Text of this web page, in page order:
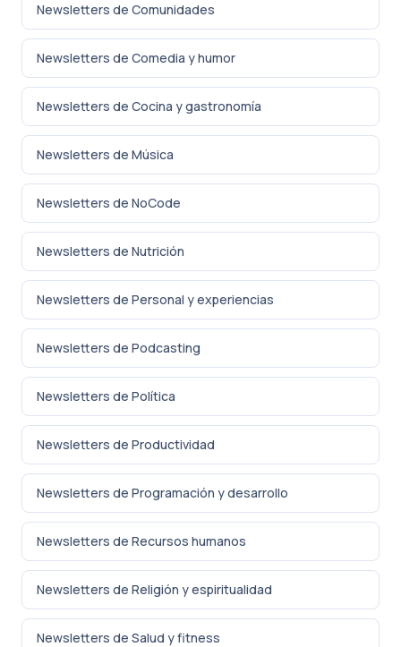
Newsletters de Comunidades
Newsletters de Comedia y humor
Newsletters de Cocina y gastronomía
Newsletters de Música
Newsletters de NoCode
Newsletters de Nutrición
Newsletters de Personal y experiencias
Newsletters de Podcasting
Newsletters de Política
Newsletters de Productividad
Newsletters de Programación y desarrollo
Newsletters de Recursos humanos
Newsletters de Religión y espiritualidad
Newsletters de Salud y fitness